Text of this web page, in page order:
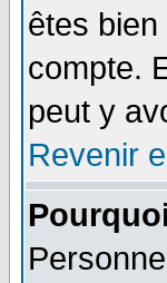
êtes
compte.
peut y
Revenir